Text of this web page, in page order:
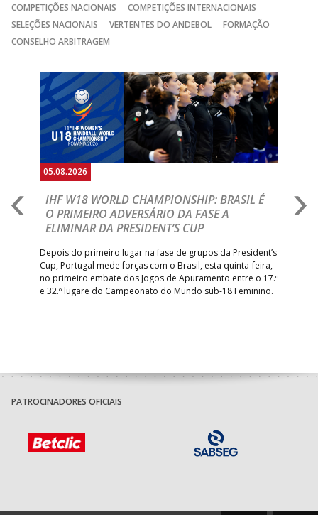
COMPETIÇÕES NACIONAIS
COMPETIÇÕES INTERNACIONAIS
SELEÇÕES NACIONAIS
VERTENTES DO ANDEBOL
FORMAÇÃO
CONSELHO ARBITRAGEM
05.08.2026
IHF W18 WORLD CHAMPIONSHIP: BRASIL É
O PRIMEIRO ADVERSÁRIO DA FASE A
ELIMINAR DA PRESIDENT’S CUP
Depois do primeiro lugar na fase de grupos da President’s
Cup, Portugal mede forças com o Brasil, esta quinta-feira,
no primeiro embate dos Jogos de Apuramento entre o 17.º
e 32.º lugare do Campeonato do Mundo sub-18 Feminino.
Anterior
PATROCINADORES OFICIAIS